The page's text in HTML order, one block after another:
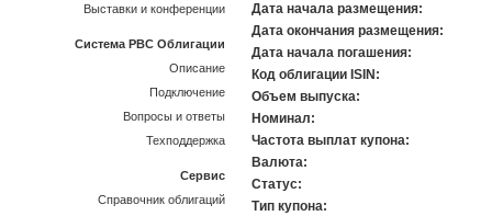
Дата начала размещения:
Дата окончания размещения:
Дата начала погашения:
Код облигации ISIN:
Объем выпуска:
Номинал:
Частота выплат купона:
Валюта:
Статус:
Тип купона:
Выставки и конференции
Система РВС Облигации
Описание
Подключение
Вопросы и ответы
Техподдержка
Сервис
Справочник облигаций